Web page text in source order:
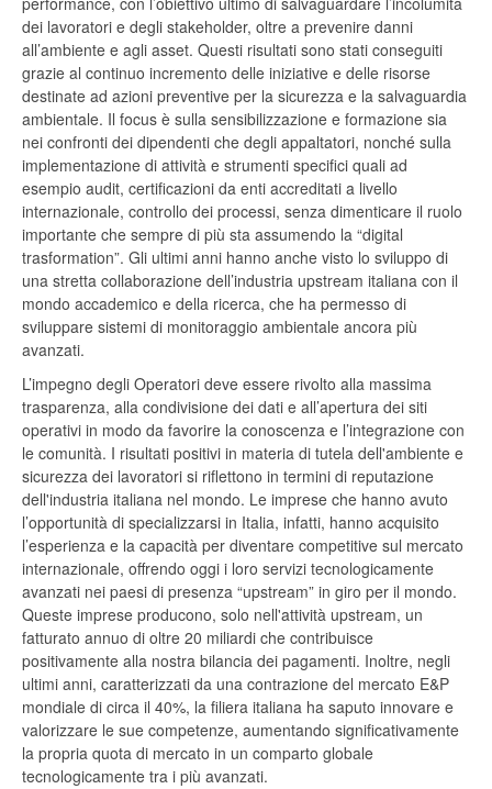
dei lavoratori e degli stakeholder, oltre a prevenire danni
all’ambiente e agli asset. Questi risultati sono stati conseguiti
grazie al continuo incremento delle iniziative e delle risorse
destinate ad azioni preventive per la sicurezza e la salvaguardia
ambientale. Il focus è sulla sensibilizzazione e formazione sia
nei confronti dei dipendenti che degli appaltatori, nonché sulla
implementazione di attività e strumenti specifici quali ad
esempio audit, certificazioni da enti accreditati a livello
internazionale, controllo dei processi, senza dimenticare il ruolo
importante che sempre di più sta assumendo la “digital
trasformation”. Gli ultimi anni hanno anche visto lo sviluppo di
una stretta collaborazione dell’industria upstream italiana con il
mondo accademico e della ricerca, che ha permesso di
sviluppare sistemi di monitoraggio ambientale ancora più
avanzati.
L’impegno degli Operatori deve essere rivolto alla massima
trasparenza, alla condivisione dei dati e all’apertura dei siti
operativi in modo da favorire la conoscenza e l’integrazione con
le comunità. I risultati positivi in materia di tutela dell'ambiente e
sicurezza dei lavoratori si riflettono in termini di reputazione
dell'industria italiana nel mondo. Le imprese che hanno avuto
l’opportunità di specializzarsi in Italia, infatti, hanno acquisito
l’esperienza e la capacità per diventare competitive sul mercato
internazionale, offrendo oggi i loro servizi tecnologicamente
avanzati nei paesi di presenza “upstream” in giro per il mondo.
Queste imprese producono, solo nell'attività upstream, un
fatturato annuo di oltre 20 miliardi che contribuisce
positivamente alla nostra bilancia dei pagamenti. Inoltre, negli
ultimi anni, caratterizzati da una contrazione del mercato E&P
mondiale di circa il 40%, la filiera italiana ha saputo innovare e
valorizzare le sue competenze, aumentando significativamente
la propria quota di mercato in un comparto globale
tecnologicamente tra i più avanzati.